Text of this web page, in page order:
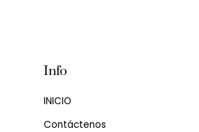
Info
INICIO
Contáctenos